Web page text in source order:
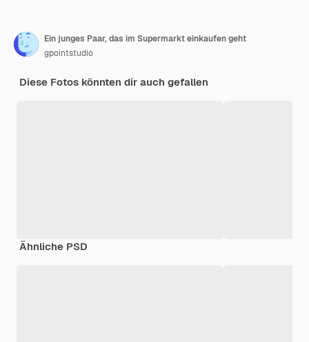
Ein junges Paar, das im Supermarkt einkaufen geht
gpointstudio
Diese Fotos könnten dir auch gefallen
Ähnliche PSD